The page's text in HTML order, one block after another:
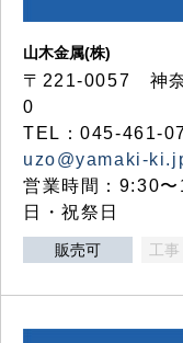
山木金属(株)
〒221-0057 神奈
0
TEL：045-461-
uzo@yamaki-
営業時間：9:30
日・祝祭日
販売可 工